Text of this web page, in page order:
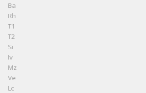
Ba
Rh
T1
T2
Si
Iv
Mz
Ve
Lc